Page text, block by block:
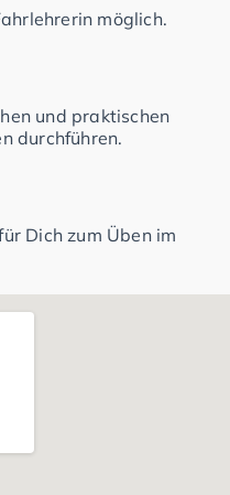
möglich.
und praktischen
durchführen.
Dich zum Üben im